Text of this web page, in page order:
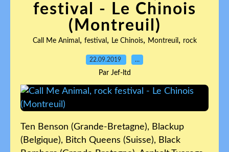
festival - Le Chinois
(Montreuil)
Call Me Animal , festival , Le Chinois, Montreuil, rock
22.09.2019 …
Par Jef-ltd
Ten Benson (Grande-Bretagne), Blackup
(Belgique), Bitch Queens (Suisse), Black